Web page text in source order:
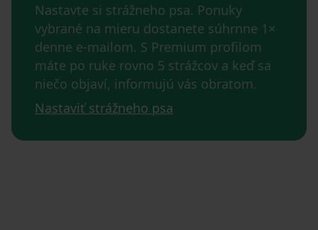
Nastavte si strážneho psa. Ponuky
vybrané na mieru dostanete súhrnne 1×
denne e-mailom. S Premium profilom
máte po ruke rovno 5 strážcov a keď sa
niečo objaví, informujú vás obratom.
Nastaviť strážneho psa